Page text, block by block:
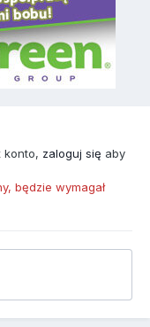
konto, zaloguj się aby
będzie wymagał